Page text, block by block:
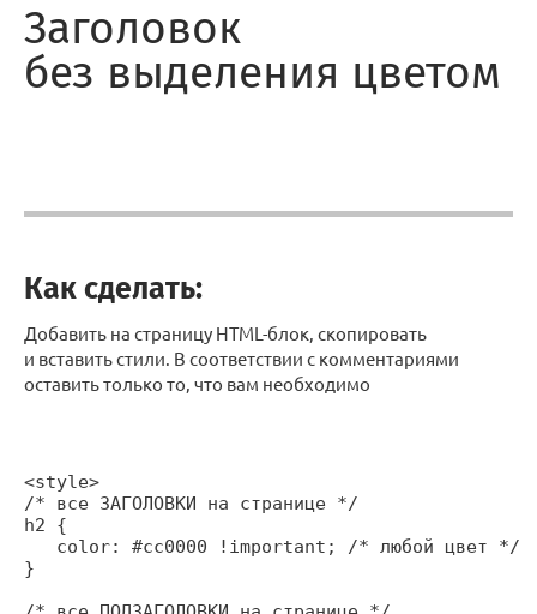
Заголовок
без выделения цветом
Как сделать:
Добавить на страницу HTML-блок, скопировать
и вставить стили. В соответствии с комментариями
оставить только то, что вам необходимо
<style>
/* все ЗАГОЛОВКИ на странице */
h2 {
   color: #cc0000 !important; /* любой цвет */
}